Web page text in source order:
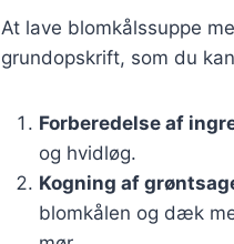
At lave blomkålssuppe
grundopskrift, som du
Forberedelse af
og hvidløg.
Kogning af
blomkålen og dæk